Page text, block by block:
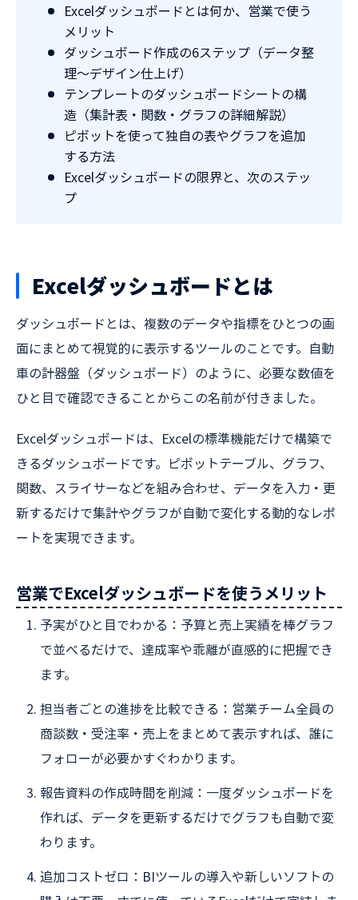
Excelダッシュボードとは何か、営業で使う
メリット
ダッシュボード作成の6ステップ（データ整
理〜デザイン仕上げ）
テンプレートのダッシュボードシートの構
造（集計表・関数・グラフの詳細解説）
ピボットを使って独自の表やグラフを追加
する方法
Excelダッシュボードの限界と、次のステッ
プ
Excelダッシュボードとは
ダッシュボードとは、複数のデータや指標をひとつの画
面にまとめて視覚的に表示するツールのことです。自動
車の計器盤（ダッシュボード）のように、必要な数値を
ひと目で確認できることからこの名前が付きました。
Excelダッシュボードは、Excelの標準機能だけで構築で
きるダッシュボードです。ピボットテーブル、グラフ、
関数、スライサーなどを組み合わせ、データを入力・更
新するだけで集計やグラフが自動で変化する動的なレポ
ートを実現できます。
営業でExcelダッシュボードを使うメリット
予実がひと目でわかる：予算と売上実績を棒グラフ
で並べるだけで、達成率や乖離が直感的に把握でき
ます。
担当者ごとの進捗を比較できる：営業チーム全員の
商談数・受注率・売上をまとめて表示すれば、誰に
フォローが必要かすぐわかります。
報告資料の作成時間を削減：一度ダッシュボードを
作れば、データを更新するだけでグラフも自動で変
わります。
追加コストゼロ：BIツールの導入や新しいソフトの